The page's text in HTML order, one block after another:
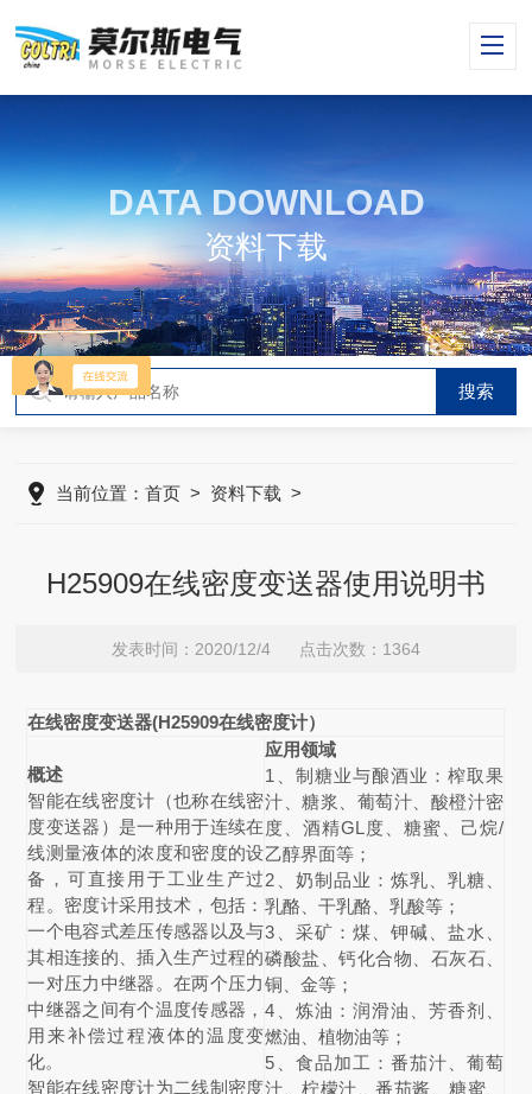
DATA DOWNLOAD
资料下载
当前位置：首页 > 资料下载 >
H25909在线密度变送器使用说明书
发表时间：2020/12/4 点击次数：1364
在线密度变送器(H25909在线密度计）
概述
智能在线密度计（也称在线密
度变送器）是一种用于连续在
线测量液体的浓度和密度的设
备，可直接用于工业生产过
程。密度计采用技术，包括：
一个电容式差压传感器以及与
其相连接的、插入生产过程的
一对压力中继器。在两个压力
中继器之间有个温度传感器，
用来补偿过程液体的温度变
化。
智能在线密度计为二线制密度
应用领域
1、制糖业与酿酒业：榨取果
汁、糖浆、葡萄汁、酸橙汁密
度、酒精GL度、糖蜜、己烷/
乙醇界面等；
2、奶制品业：炼乳、乳糖、
乳酪、干乳酪、乳酸等；
3、采矿：煤、钾碱、盐水、
磷酸盐、钙化合物、石灰石、
铜、金等；
4、炼油：润滑油、芳香剂、
燃油、植物油等；
5、食品加工：番茄汁、葡萄
汁、柠檬汁、番茄酱、糖蜜、